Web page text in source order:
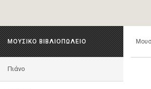
ΜΟΥΣΙΚΟ ΒΙΒΛΙΟΠΩΛΕΙΟ
Πιάνο